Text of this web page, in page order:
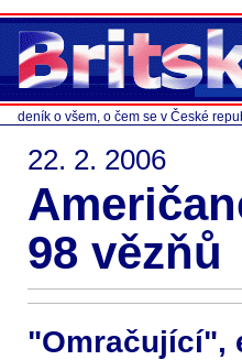
deník o všem, o čem se v České
22. 2. 2006
98 vězňů
"Omračující",